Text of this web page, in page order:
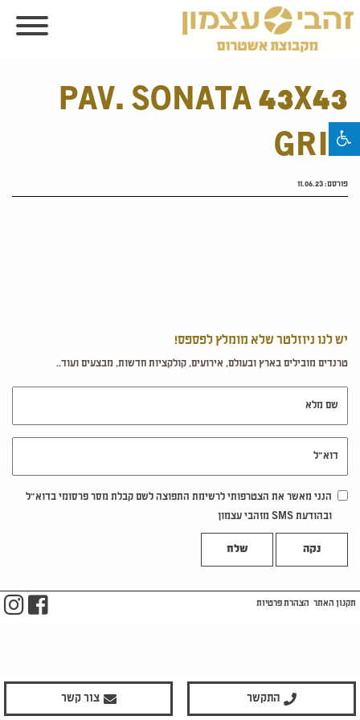
PAV. SONATA 43X43
GRIS
פורסם:11.06.23
יש לנו ניוזלטר שלא מומלץ לפספס!
טרנדים מובילים בארץ ובעולם, אירועים, קולקציות חדשות, מבצעים ועוד..
הנני מאשר את הצטרפותי לרשימת התפוצה לשם קבלת מסר פרסומי בדוא"ל
ובהודעת SMS מזהבי עצמון
נקה
התקשר צור קשר
תקנון האתר הצהרת פרטיות